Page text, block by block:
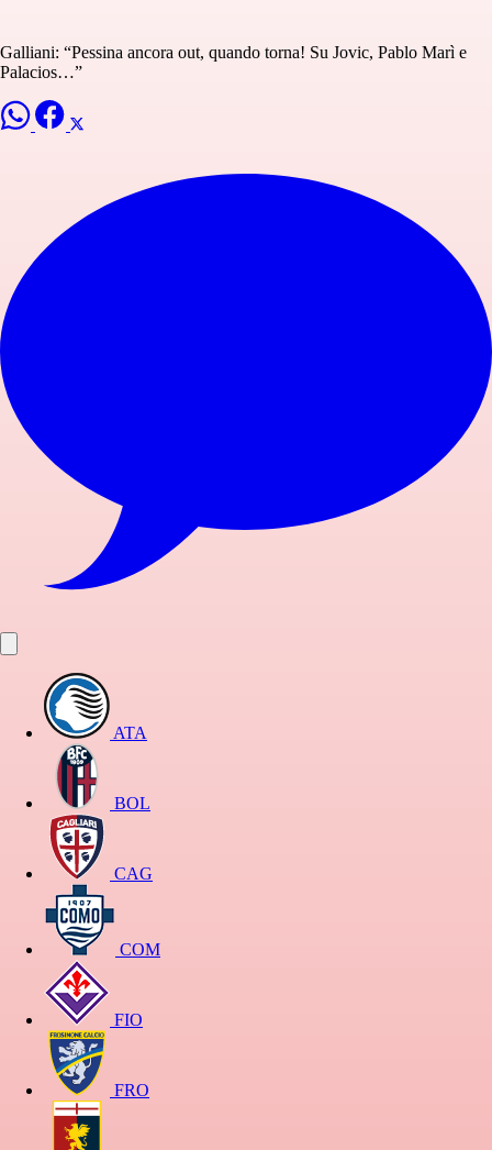
Galliani: “Pessina ancora out, quando torna! Su Jovic, Pablo Marì e
Palacios…”
ATA
BOL
CAG
COM
FIO
FRO